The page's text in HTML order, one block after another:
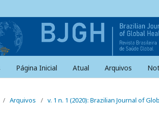
Página Inicial Atual Arquivos
/ Arquivos / v. 1 n. 1 (2020): Brazilian Journal of